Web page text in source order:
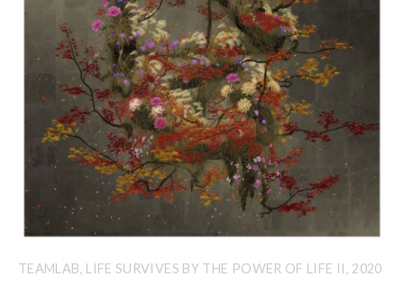
TEAMLAB, LIFE SURVIVES BY THE POWER OF LIFE II, 2020